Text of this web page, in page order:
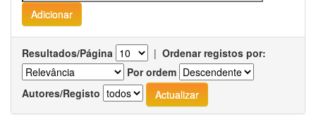
Resultados/Página | Ordenar registos por:
Por ordem
Autores/Registo